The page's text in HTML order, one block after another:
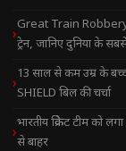
Great Train
ट्रेन, जानिए दुनिया के
13 साल से कम उम्र के
SHIELD बिल की चर्चा
भारतीय क्रिकेट टीम को
से बाहर